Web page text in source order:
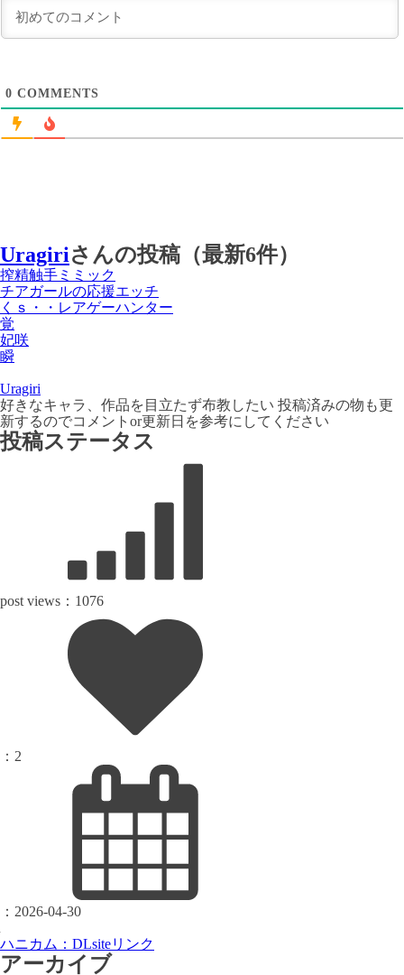
0 COMMENTS
Uragiriさんの投稿（最新6件）
搾精触手ミミック
チアガールの応援エッチ
くｓ・・レアゲーハンター
覚
妃咲
瞬
Uragiri
好きなキャラ、作品を目立たず布教したい 投稿済みの物も更
新するのでコメントor更新日を参考にしてください
投稿ステータス
post views： 1076
： 2
： 2026-04-30
ハニカム：DLsiteリンク
アーカイブ